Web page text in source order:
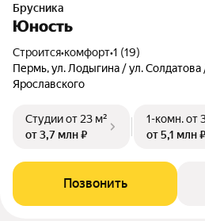
Брусника
Юность
Строится•комфорт•1 (19)
Пермь, ул. Лодыгина / ул. Солдатова
Ярославского
Студииот 23 м²
от 3,7 млн ₽
1-комн.от
от 5,1 млн ₽
Позвонить